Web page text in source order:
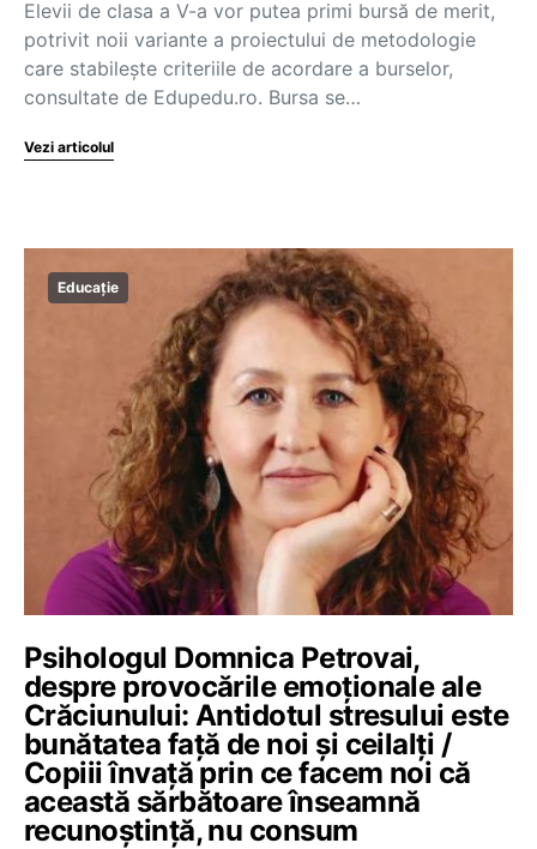
Elevii de clasa a V-a vor putea primi bursă de merit,
potrivit noii variante a proiectului de metodologie
care stabilește criteriile de acordare a burselor,
consultate de Edupedu.ro. Bursa se…
Vezi articolul
Educație
Psihologul Domnica Petrovai,
despre provocările emoționale ale
Crăciunului: Antidotul stresului este
bunătatea față de noi și ceilalți /
Copiii învață prin ce facem noi că
această sărbătoare înseamnă
recunoștință, nu consum